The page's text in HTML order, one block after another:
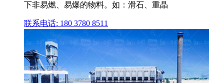
下非易燃、易爆的物料。如：滑石、重晶
联系电话: 180 3780 8511